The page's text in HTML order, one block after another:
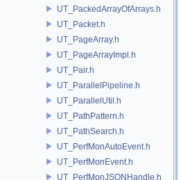
UT_PackedArrayOfArrays.h
UT_Packet.h
UT_PageArray.h
UT_PageArrayImpl.h
UT_Pair.h
UT_ParallelPipeline.h
UT_ParallelUtil.h
UT_PathPattern.h
UT_PathSearch.h
UT_PerfMonAutoEvent.h
UT_PerfMonEvent.h
UT_PerfMonJSONHandle.h